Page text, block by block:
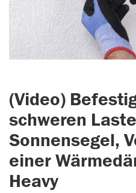
(Video)
schweren
Sonnensegel,
einer
Heavy